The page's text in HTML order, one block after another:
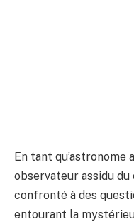
En tant qu’astronome
observateur assidu du
confronté à des
entourant la